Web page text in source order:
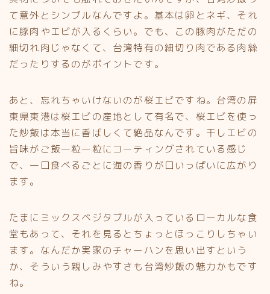
て意外とシンプルなんですよ。基本は卵とネギ、それ
に豚肉やエビが入るくらい。でも、この豚肉がただの
細切れ肉じゃなくて、台湾特有の細切り肉である肉絲
だったりするのがポイントです。
あと、忘れちゃいけないのが桜エビですね。台湾の屏
東県東港は桜エビの産地として有名で、桜エビを使っ
た炒飯は本当に香ばしくて絶品なんです。干しエビの
旨味がご飯一粒一粒にコーティングされている感じ
で、一口食べるごとに海の香りが口いっぱいに広がり
ます。
たまにミックスベジタブルが入っているローカルな食
堂もあって、それを見るとちょっとほっこりしちゃい
ます。なんだか実家のチャーハンを思い出すという
か、そういう親しみやすさも台湾炒飯の魅力かもです
ね。